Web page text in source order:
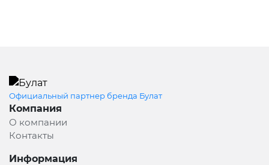
Официальный партнер бренда Булат
Компания
О компании
Контакты
Информация